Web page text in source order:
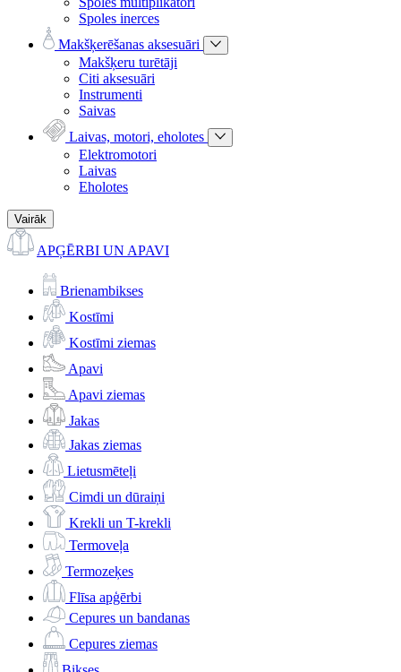
Spoles inerces
Makšķerēšanas aksesuāri
Makšķeru turētāji
Citi aksesuāri
Instrumenti
Saivas
Laivas, motori, eholotes
Elektromotori
Laivas
Eholotes
Vairāk
APĢĒRBI UN APAVI
Brienambikses
Kostīmi
Kostīmi ziemas
Apavi
Apavi ziemas
Jakas
Jakas ziemas
Lietusmēteļi
Cimdi un dūraiņi
Krekli un T-krekli
Termoveļa
Termozeķes
Flīsa apģērbi
Cepures un bandanas
Cepures ziemas